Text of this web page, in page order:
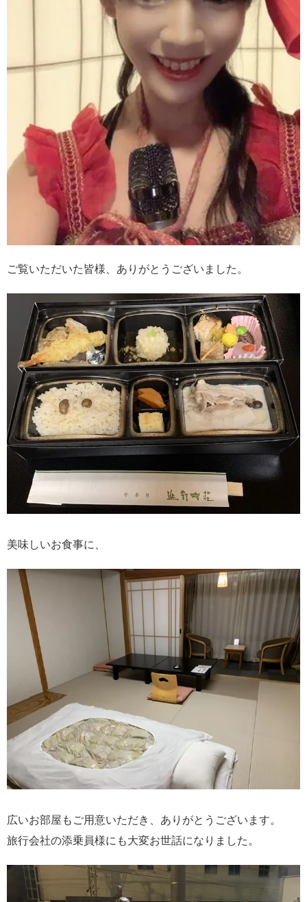
ご覧いただいた皆様、ありがとうございました。
美味しいお食事に、
広いお部屋もご用意いただき、ありがとうございます。
旅行会社の添乗員様にも大変お世話になりました。